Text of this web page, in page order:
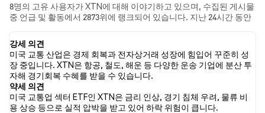
8명의 고유 사용자가 XTN에 대해 이야기하고 있으며, 수집된 게시물
중 언급 및 활동에서 2873위에 랭크되어 있습니다. 지난 24시간 동안
로, XTN에 대한 뉴스 기사 0건이 게시되었습니다. 트위터에서는
25.00%의 트윗이 강세 감정을, 0.00%의 트윗이 약세 감정을 보였습
니다. 75.00%의 트윗은 XTN에 대해 중립적인 감정을 나타냈습니다.
이 감정 분석은 8개의 트윗을 기반으로 합니다.
강세 의견
미국 교통 산업은 경제 회복과 전자상거래 성장에 힘입어 꾸준히 성
장 중입니다. XTN은 항공, 철도, 해운 등 다양한 운송 기업에 분산 투
자해 경기회복 수혜를 받을 수 있습니다.
약세 의견
미국 교통업 섹터 ETF인 XTN은 금리 인상, 경기 침체 우려, 물류 비
용 상승 등으로 실적 압박을 받고 있어 하락 위험이 큽니다.